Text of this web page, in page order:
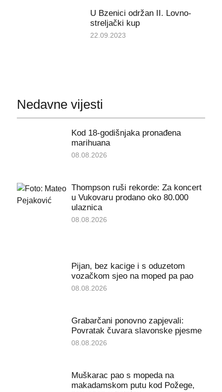
U Bzenici održan II. Lovno-
streljački kup
22.09.2023
Nedavne vijesti
Kod 18-godišnjaka pronađena
marihuana
08.08.2026
Thompson ruši rekorde: Za koncert
u Vukovaru prodano oko 80.000
ulaznica
08.08.2026
Pijan, bez kacige i s oduzetom
vozačkom sjeo na moped pa pao
08.08.2026
Grabarčani ponovno zapjevali:
Povratak čuvara slavonske pjesme
08.08.2026
Muškarac pao s mopeda na
makadamskom putu kod Požege,